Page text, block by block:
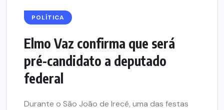
POLÍTICA
Elmo Vaz confirma que será
pré-candidato a deputado
federal
Durante o São João de Irecê, uma das festas